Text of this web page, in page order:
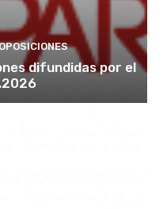
difundidas por el